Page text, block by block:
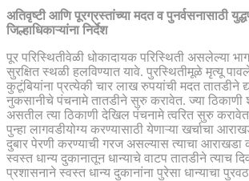
अतिवृष्टी आणि पूरग्रस्तांच्या मदत व पुनर्वसनासाठी
जिल्हाधिकाऱ्यांना निर्देश
पूर परिस्थितीवेळी धोकादायक परिस्थिती असलेल्या
सुरक्षित स्थळी हलविण्यात यावे. पुरस्थितीमूळे मृत्यू
कुटूंबियांना प्रत्येकी चार लाख रुपयांची मदत तातडीने
नुकसानीचे पंचनामे तातडीने सुरु करावेत. ज्या ठिकाणी
असतील त्या ठिकाणी देखिल पंचनामे त्वरित सुरु
पुन्हा लागवडीयोग्य करण्यासाठी येणाऱ्या खर्चाचा
दुबार पेरणी करण्याची गरज असल्यास त्याचा आराखडा
स्वस्त धान्य दुकानातून धान्याचे वाटप तातडीने त्याच
प्रशासनाने स्वस्त धान्य दुकानांना पुरेसा धान्याचा